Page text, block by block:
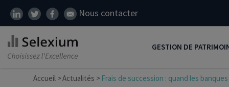
Nous contacter
GESTION DE
Développer son
Accueil Actualités Frais de succession : quand les